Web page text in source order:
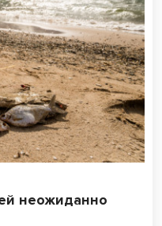
неожиданно